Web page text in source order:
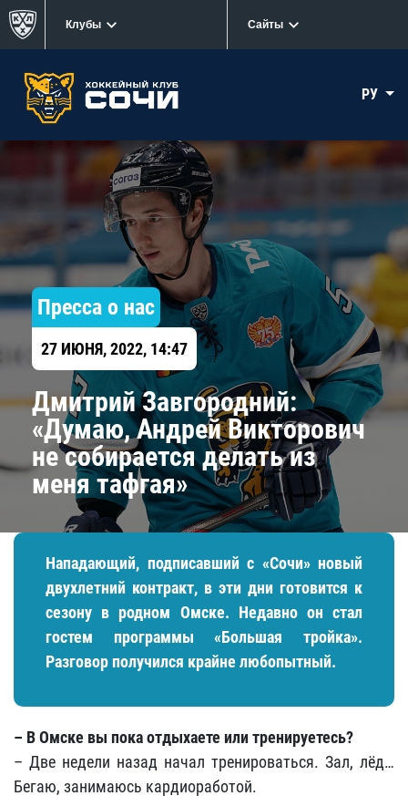
Клубы Сайты
РУ
Пресса о нас
27 ИЮНЯ, 2022, 14:47
Дмитрий Завгородний:
«Думаю, Андрей Викторович
не собирается делать из
меня тафгая»
Нападающий, подписавший с «Сочи» новый
двухлетний контракт, в эти дни готовится к
сезону в родном Омске. Недавно он стал
гостем программы «Большая тройка».
Разговор получился крайне любопытный.
– В Омске вы пока отдыхаете или тренируетесь?
– Две недели назад начал тренироваться. Зал, лёд…
Бегаю, занимаюсь кардиоработой.